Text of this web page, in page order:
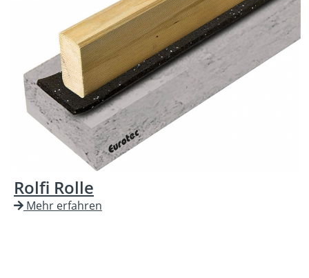
Rolfi Rolle
Mehr erfahren